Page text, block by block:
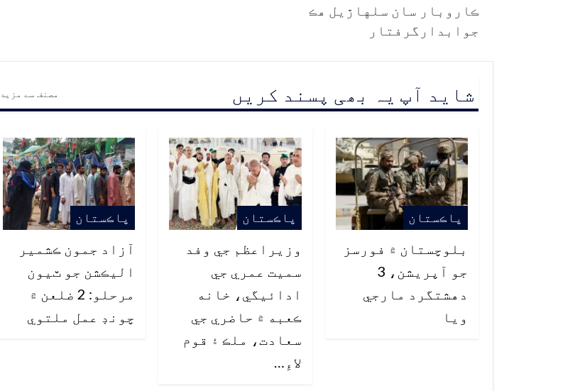
ڪاروبار سان سلهاڙيل هڪ
جوابدارگرفتار
شاید آپ یہ بھی پسند کریں مصنف سے مزید
پاڪستان
بلوچستان ۾ فورسز
جو آپريشن، 3
دهشتگرد مارجي
ويا
پاڪستان
وزيراعظم جي وفد
سميت عمري جي
ادائيگي، خانه
ڪعبه ۾ حاضري جي
سعادت، ملڪ ۽ قوم
لاءِ…
پاڪستان
آزاد جمون ڪشمير
اليڪشن جو ٽيون
مرحلو: 2 ضلعن ۾
چونڊ عمل ملتوي